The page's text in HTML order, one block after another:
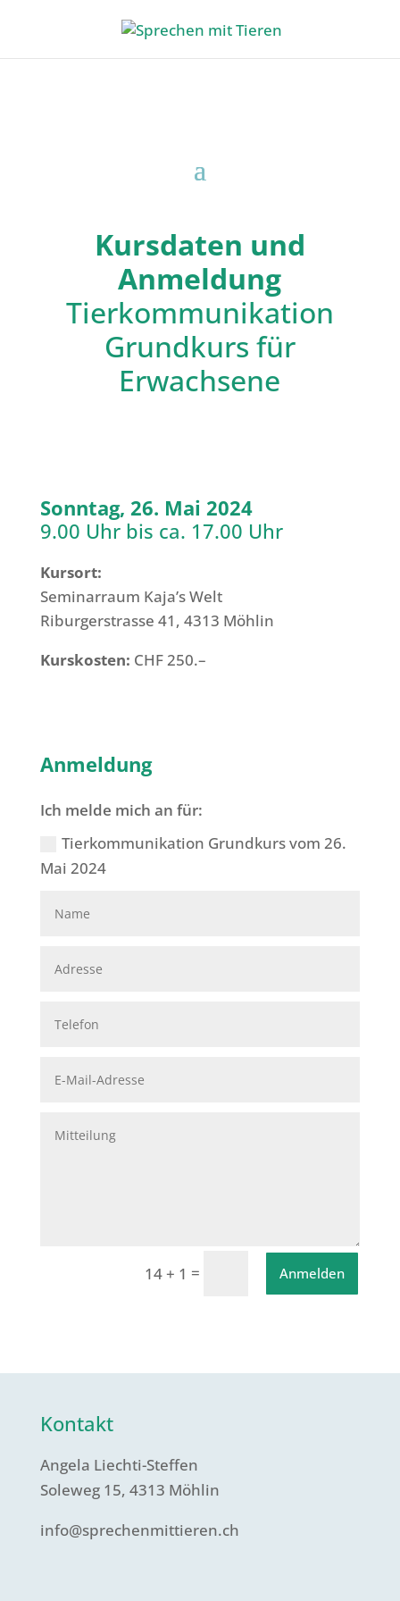
Kursdaten und
Anmeldung
Tierkommunikation
Grundkurs für
Erwachsene
Sonntag, 26. Mai 2024
9.00 Uhr bis ca. 17.00 Uhr
Kursort:
Seminarraum Kaja’s Welt
Riburgerstrasse 41, 4313 Möhlin
Kurskosten: CHF 250.–
Anmeldung
Ich melde mich an für:
Tierkommunikation Grundkurs vom 26.
Mai 2024
14 + 1 = Anmelden
Kontakt
Angela Liechti-Steffen
Soleweg 15, 4313 Möhlin
info@sprechenmittieren.ch